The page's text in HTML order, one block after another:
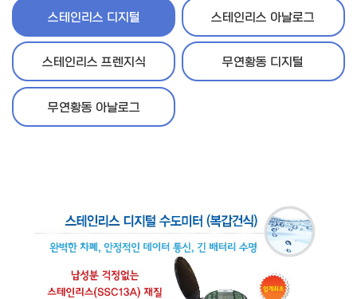
스테인리스 디지털 스테인리스 아날로그
스테인리스 프렌지식 무연황동 디지털
무연황동 아날로그